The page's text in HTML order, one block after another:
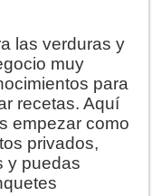
las verduras y
muy
para
recetas. Aquí
empezar como
privados,
y puedas